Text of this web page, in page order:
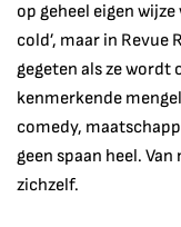
op geheel eigen wijze
cold’, maar in Revue
gegeten als ze wordt
kenmerkende
comedy,
geen spaan heel.
zichzelf.